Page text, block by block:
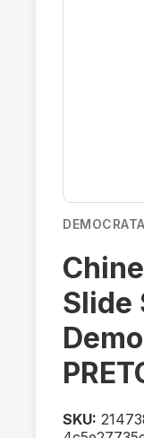
DEMOCRATA
Slide
SKU: